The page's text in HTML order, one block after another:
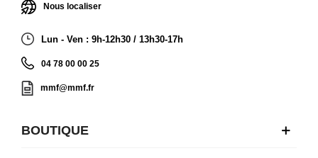
Nous localiser
Lun - Ven : 9h-12h30 / 13h30-17h
04 78 00 00 25
mmf@mmf.fr
BOUTIQUE